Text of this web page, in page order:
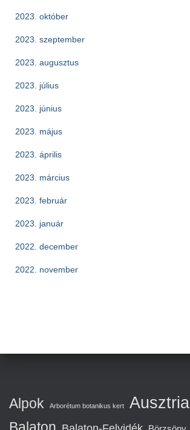
2023. október
2023. szeptember
2023. augusztus
2023. július
2023. június
2023. május
2023. április
2023. március
2023. február
2023. január
2022. december
2022. november
Alpok Arborétum botanikus kert Ausztria